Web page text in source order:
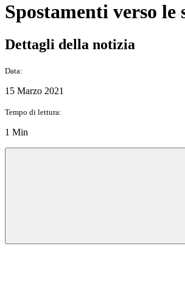
Spostamenti verso le
Dettagli della notizia
Data:
15 Marzo 2021
Tempo di lettura:
1 Min